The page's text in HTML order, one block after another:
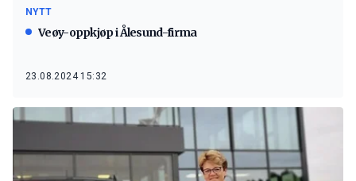
NYTT
Veøy-oppkjøp i Ålesund-firma
23.08.2024 15:32